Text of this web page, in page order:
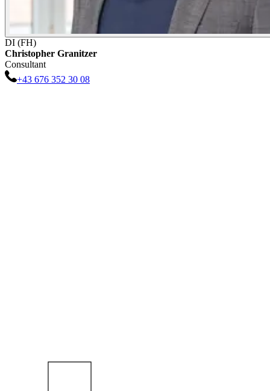
DI (FH)
Christopher Granitzer
Consultant
+43 676 352 30 08